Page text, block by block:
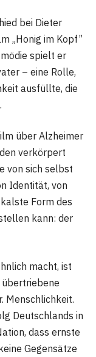
bei Dieter
„Honig im Kopf”
spielt er
– eine Rolle,
ausfüllte, die
über Alzheimer
verkörpert
von sich selbst
Identität, von
Form des
kann: der
macht, ist
übertriebene
Menschlichkeit.
Deutschlands in
dass ernste
Gegensätze